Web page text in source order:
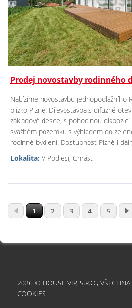
Prodej novostavby rodinného
Nabízíme novostavbu jednopodlažního
blízko Plzně. Dřevostavba s difuzně
základové desce, s pohodlnou
svažitém pozemku s výhledem do
rodinné bydlení. Dostupnost Plzně i
Lokalita: V Podlesí, Chrást
1 2 3 4 5
2026 © HOUSE VIP, S.R.O., VŠECHNA
COOKIES